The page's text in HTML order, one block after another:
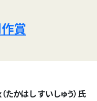
賞
かはし すいしゅう）氏